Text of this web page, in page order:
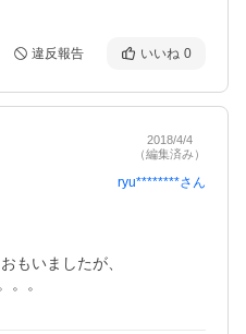
違反報告 いいね 0
2018/4/4
（編集済み）
ryu********さん
もいましたが、
。。